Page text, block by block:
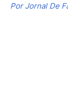
Por Jornal De